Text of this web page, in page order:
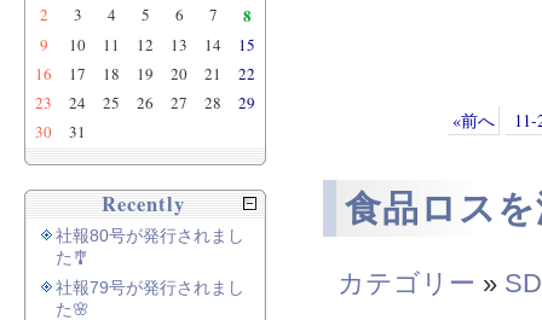
«前へ 11-
食品ロス
カテゴリー »
2
3 4 5 6 7 8
9 10 11 12 13 14
15
16
17 18 19 20 21
22
23
24 25 26 27 28
29
30
31
Recently
社報80号が発行されまし
た🎐
社報79号が発行されまし
た🌸